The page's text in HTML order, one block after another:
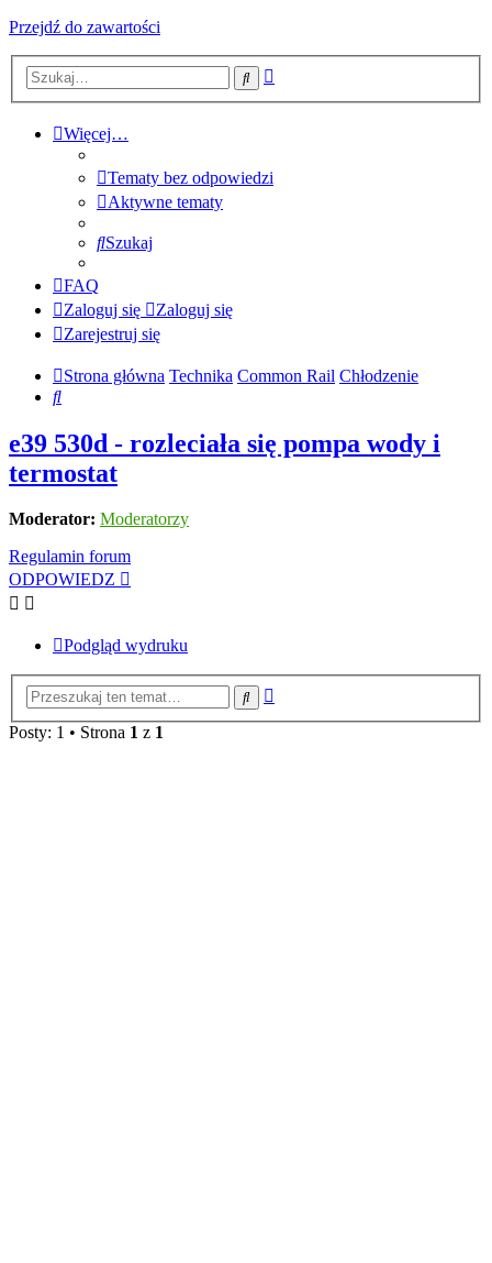
Przejdź do zawartości
Szukaj
Więcej…
Tematy bez odpowiedzi
Aktywne tematy
Szukaj
FAQ
Zaloguj się
Zaloguj się
Zarejestruj się
Strona główna Technika Common Rail Chłodzenie
Szukaj
e39 530d - rozleciała się pompa wody i
termostat
Moderator: Moderatorzy
Regulamin forum
ODPOWIEDZ
Podgląd wydruku
Szukaj
Posty: 1 • Strona 1 z 1